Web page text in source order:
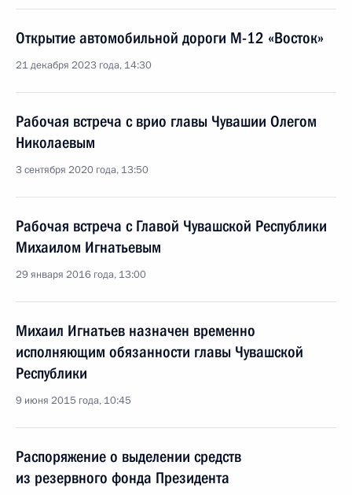
Открытие автомобильной дороги М-12 «Восток»
21 декабря 2023 года, 14:30
Рабочая встреча с врио главы Чувашии Олегом
Николаевым
3 сентября 2020 года, 13:50
Рабочая встреча с Главой Чувашской Республики
Михаилом Игнатьевым
29 января 2016 года, 13:00
Михаил Игнатьев назначен временно
исполняющим обязанности главы Чувашской
Республики
9 июня 2015 года, 10:45
Распоряжение о выделении средств
из резервного фонда Президента